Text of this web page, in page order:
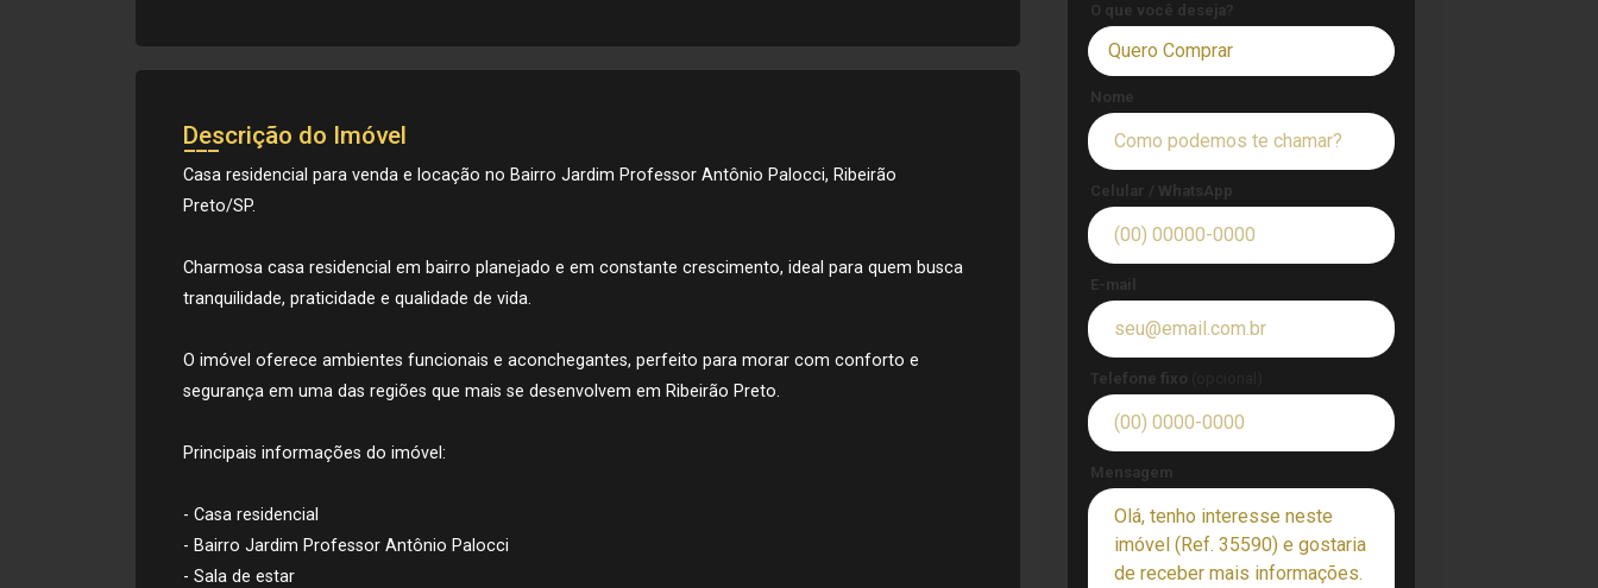
Descrição do Imóvel
Casa residencial para venda e locação no Bairro Jardim Professor Antônio Palocci, Ribeirão
Preto/SP.
Charmosa casa residencial em bairro planejado e em constante crescimento, ideal para quem busca
tranquilidade, praticidade e qualidade de vida.
O imóvel oferece ambientes funcionais e aconchegantes, perfeito para morar com conforto e
segurança em uma das regiões que mais se desenvolvem em Ribeirão Preto.
Principais informações do imóvel:
- Casa residencial
- Bairro Jardim Professor Antônio Palocci
- Sala de estar
O que você deseja?
Quero Comprar
Nome
Celular / WhatsApp
E-mail
Telefone fixo
Mensagem